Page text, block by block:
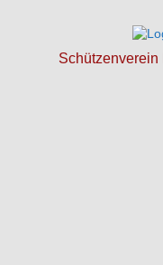
Schützenverein